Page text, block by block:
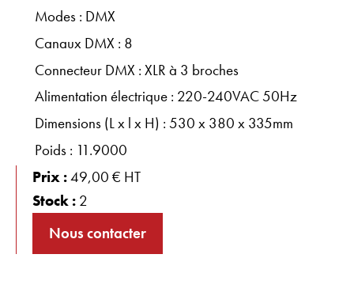
Modes : DMX
Canaux DMX : 8
Connecteur DMX : XLR à 3 broches
Alimentation électrique : 220-240VAC 50Hz
Dimensions (L x l x H) : 530 x 380 x 335mm
Poids : 11.9000
Prix :49,00 € HT
Stock : 2
Nous contacter